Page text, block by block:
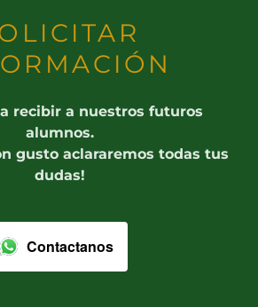
recibir a nuestros futuros
alumnos.
gusto aclararemos todas tus
dudas!
Contactanos